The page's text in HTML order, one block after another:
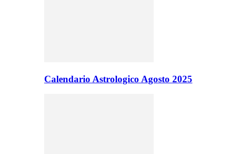
Calendario Astrologico Agosto 2025